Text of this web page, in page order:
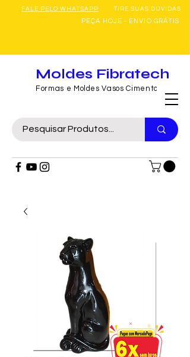
FALE PELO WHATSAPP TIRE SUAS DÚVIDAS
PEÇA HOJE - ENVIO GRÁTIS
Formas e Moldes Vasos Cimento
Moldes Fibratech